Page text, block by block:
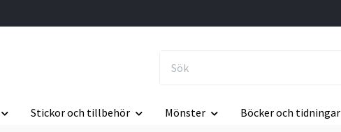
Stickor och tillbehör Mönster Böcker och tidningar